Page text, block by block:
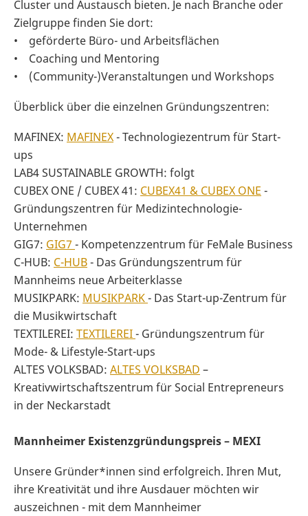
Cluster und Austausch bieten. Je nach Branche oder
Zielgruppe finden Sie dort:
• geförderte Büro- und Arbeitsflächen
• Coaching und Mentoring
• (Community-)Veranstaltungen und Workshops
Überblick über die einzelnen Gründungszentren:
MAFINEX: MAFINEX- Technologiezentrum für Start-
ups
LAB4 SUSTAINABLE GROWTH: folgt
CUBEX ONE / CUBEX 41: CUBEX41 & CUBEX ONE -
Gründungszentren für Medizintechnologie-
Unternehmen
GIG7: GIG7 - Kompetenzzentrum für FeMale Business
C-HUB: C-HUB- Das Gründungszentrum für
Mannheims neue Arbeiterklasse
MUSIKPARK: MUSIKPARK- Das Start-up-Zentrum für
die Musikwirtschaft
TEXTILEREI: TEXTILEREI- Gründungszentrum für
Mode- & Lifestyle-Start-ups
ALTES VOLKSBAD: ALTES VOLKSBAD –
Kreativwirtschaftszentrum für Social Entrepreneurs
in der Neckarstadt
Mannheimer Existenzgründungspreis – MEXI
Unsere Gründer*innen sind erfolgreich. Ihren Mut,
ihre Kreativität und ihre Ausdauer möchten wir
auszeichnen - mit dem Mannheimer